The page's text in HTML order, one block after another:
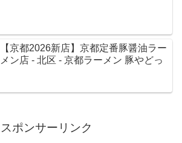
【京都2026新店】京都定番豚醤油ラー
メン店 - 北区 - 京都ラーメン 豚やどっ
スポンサーリンク